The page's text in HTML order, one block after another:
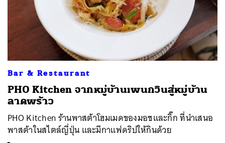
Bar & Restaurant
PHO Kitchen จากหมู่บ้านเพนกวินสู่หมู่บ้าน
ลาดพร้าว
PHO Kitchen ร้านพาสต้าโฮมเมดของมอชและกิ๊ก ที่นำเสนอ
พาสต้าในสไตล์ญี่ปุ่น และมีกาแฟดริปให้กินด้วย